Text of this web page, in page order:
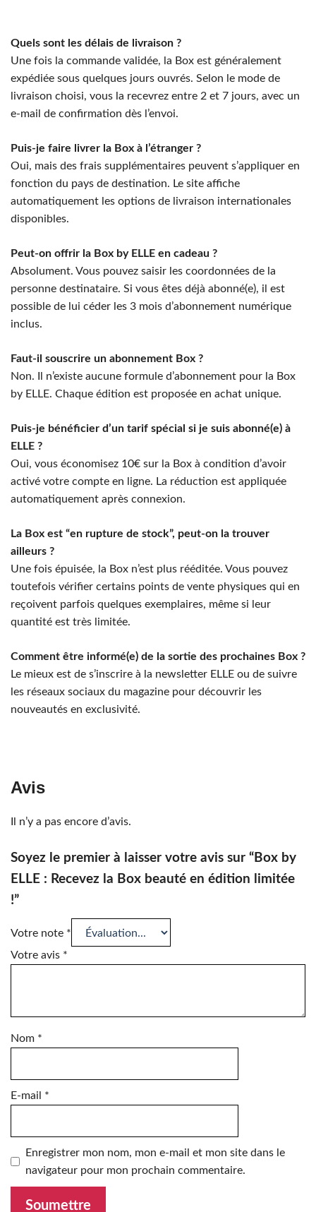
Quels sont les délais de livraison ?
Une fois la commande validée, la Box est généralement
expédiée sous quelques jours ouvrés. Selon le mode de
livraison choisi, vous la recevrez entre 2 et 7 jours, avec un
e-mail de confirmation dès l’envoi.
Puis-je faire livrer la Box à l’étranger ?
Oui, mais des frais supplémentaires peuvent s’appliquer en
fonction du pays de destination. Le site affiche
automatiquement les options de livraison internationales
disponibles.
Peut-on offrir la Box by ELLE en cadeau ?
Absolument. Vous pouvez saisir les coordonnées de la
personne destinataire. Si vous êtes déjà abonné(e), il est
possible de lui céder les 3 mois d’abonnement numérique
inclus.
Faut-il souscrire un abonnement Box ?
Non. Il n’existe aucune formule d’abonnement pour la Box
by ELLE. Chaque édition est proposée en achat unique.
Puis-je bénéficier d’un tarif spécial si je suis abonné(e) à
ELLE ?
Oui, vous économisez 10€ sur la Box à condition d’avoir
activé votre compte en ligne. La réduction est appliquée
automatiquement après connexion.
La Box est “en rupture de stock”, peut-on la trouver
ailleurs ?
Une fois épuisée, la Box n’est plus rééditée. Vous pouvez
toutefois vérifier certains points de vente physiques qui en
reçoivent parfois quelques exemplaires, même si leur
quantité est très limitée.
Comment être informé(e) de la sortie des prochaines Box ?
Le mieux est de s’inscrire à la newsletter ELLE ou de suivre
les réseaux sociaux du magazine pour découvrir les
nouveautés en exclusivité.
Avis
Il n’y a pas encore d’avis.
Soyez le premier à laisser votre avis sur “Box by
ELLE : Recevez la Box beauté en édition limitée
!”
Votre note *
Votre avis *
Nom *
E-mail *
Enregistrer mon nom, mon e-mail et mon site dans le
navigateur pour mon prochain commentaire.